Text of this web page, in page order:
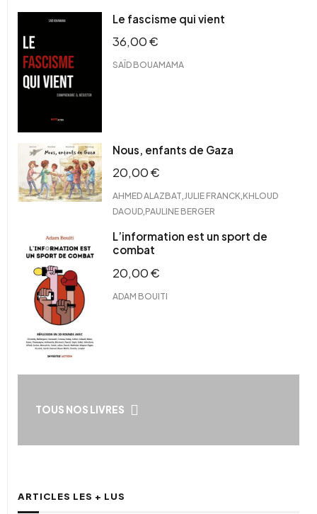
Le fascisme qui vient
36,00€
SAÏD BOUAMAMA
Nous, enfants de Gaza
20,00€
AHMED ALAZBAT JULIE FRANCK KHLOUD
DAOUD PAULINE BERGER
L’information est un sport de
combat
20,00€
ADAM BOUITI
TOUS NOS LIVRES
ARTICLES LES + LUS